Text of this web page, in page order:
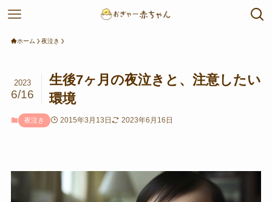
ホーム 夜泣き
生後7ヶ月の夜泣きと、注意したい
環境
2023
6/16
夜泣き 2015年3月13日 2023年6月16日